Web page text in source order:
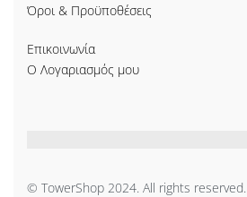
Όροι & Προϋποθέσεις
Επικοινωνία
Ο Λογαριασμός μου
© TowerShop 2024. All rights reserved.